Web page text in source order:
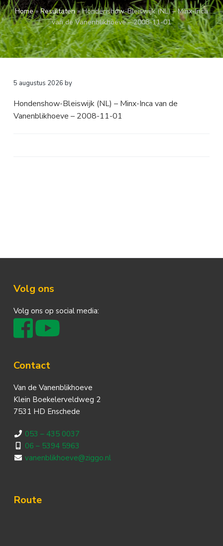
a
v
i
g
a
o
u
d
k
s
t
Home»Resultaten»Hondenshow-Bleiswijk (NL) – Minx-Inca
van de Vanenblikhoeve – 2008-11-01
5 augustus 2026 by
Hondenshow-Bleiswijk (NL) – Minx-Inca van de
Vanenblikhoeve – 2008-11-01
Footer
Volg ons
Volg ons op social media:
Contact
Van de Vanenblikhoeve
Klein Boekelerveldweg 2
7531 HD Enschede
053 – 435 0037
06 – 5394 5963
vanenblikhoeve@ziggo.nl
Route